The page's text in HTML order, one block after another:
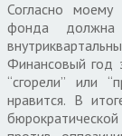
Согласно моему
фонда
Финансовый год
“сгорели” или
нравится. В